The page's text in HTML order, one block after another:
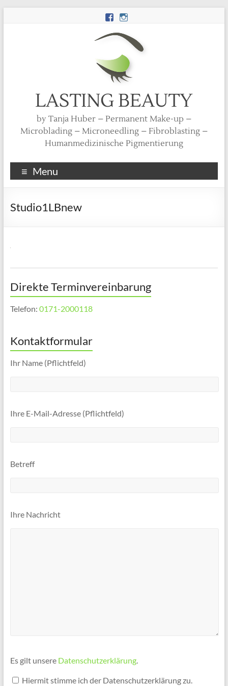
LASTING BEAUTY
by Tanja Huber – Permanent Make-up –
Microblading – Microneedling – Fibroblasting –
Humanmedizinische Pigmentierung
Menu
Studio1LBnew
Direkte Terminvereinbarung
Telefon: 0171-2000118
Kontaktformular
Ihr Name (Pflichtfeld)
Ihre E-Mail-Adresse (Pflichtfeld)
Betreff
Ihre Nachricht
Es gilt unsere Datenschutzerklärung.
Hiermit stimme ich der Datenschutzerklärung zu.